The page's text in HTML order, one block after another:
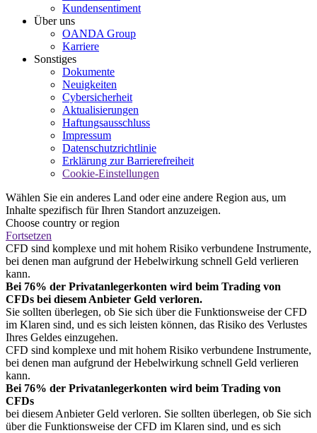
Kundensentiment
Über uns
OANDA Group
Karriere
Sonstiges
Dokumente
Neuigkeiten
Cybersicherheit
Aktualisierungen
Haftungsausschluss
Impressum
Datenschutzrichtlinie
Erklärung zur Barrierefreiheit
Cookie-Einstellungen
Wählen Sie ein anderes Land oder eine andere Region aus, um
Inhalte spezifisch für Ihren Standort anzuzeigen.
Choose country or region
Fortsetzen
CFD sind komplexe und mit hohem Risiko verbundene Instrumente,
bei denen man aufgrund der Hebelwirkung schnell Geld verlieren
kann.
Bei 76% der Privatanlegerkonten wird beim Trading von
CFDs bei diesem Anbieter Geld verloren.
Sie sollten überlegen, ob Sie sich über die Funktionsweise der CFD
im Klaren sind, und es sich leisten können, das Risiko des Verlustes
Ihres Geldes einzugehen.
CFD sind komplexe und mit hohem Risiko verbundene Instrumente,
bei denen man aufgrund der Hebelwirkung schnell Geld verlieren
kann.
Bei 76% der Privatanlegerkonten wird beim Trading von
CFDs
bei diesem Anbieter Geld verloren. Sie sollten überlegen, ob Sie sich
über die Funktionsweise der CFD im Klaren sind, und es sich